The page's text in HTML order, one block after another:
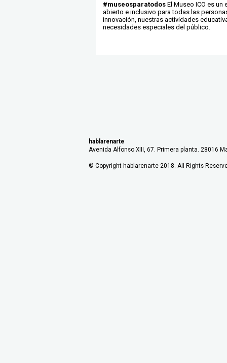
#museosparatodos El Museo ICO es
abierto e inclusivo para todas las
innovación, nuestras actividades
necesidades especiales del público.
hablarenarte
Avenida Alfonso XIII, 67. Primera planta. 28016
© Copyright hablarenarte 2018. All Rights